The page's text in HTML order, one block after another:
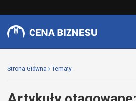
Strona Główna Tematy